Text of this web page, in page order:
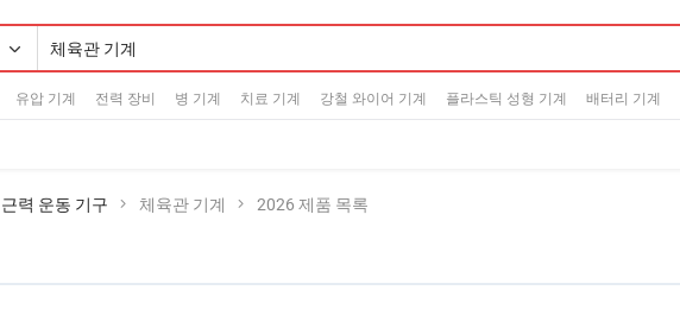
유압 기계 전력 장비 병 기계 치료 기계 강철 와이어 기계 플라스틱 성형 기계 배터리 기계
근력 운동 기구 체육관 기계 2026 제품 목록